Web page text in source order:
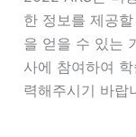
한 정보를 제공
을 얻을 수 있는
사에 참여하여
력해주시기 바랍